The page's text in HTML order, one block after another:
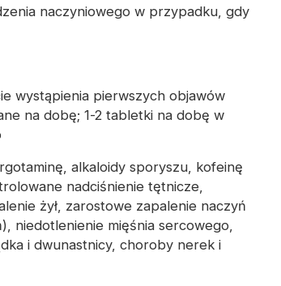
naczyniowego w przypadku, gdy
wystąpienia pierwszych objawów
na dobę; 1-2 tabletki na dobę w
alkaloidy sporyszu, kofeinę
nadciśnienie tętnicze,
żył, zarostowe zapalenie naczyń
niedotlenienie mięśnia sercowego,
i dwunastnicy, choroby nerek i